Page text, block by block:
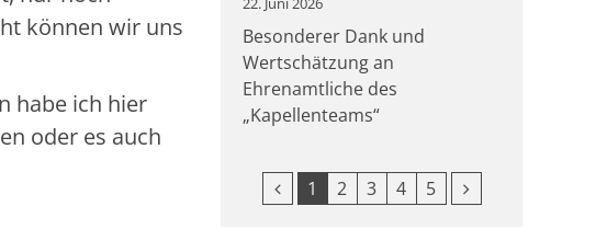
können wir uns
habe ich hier
oder es auch
Besonderer Dank und
Wertschätzung an
Ehrenamtliche des
„Kapellenteams“
Vorherige Seite
1 2 3 4 5 Nächste Seite